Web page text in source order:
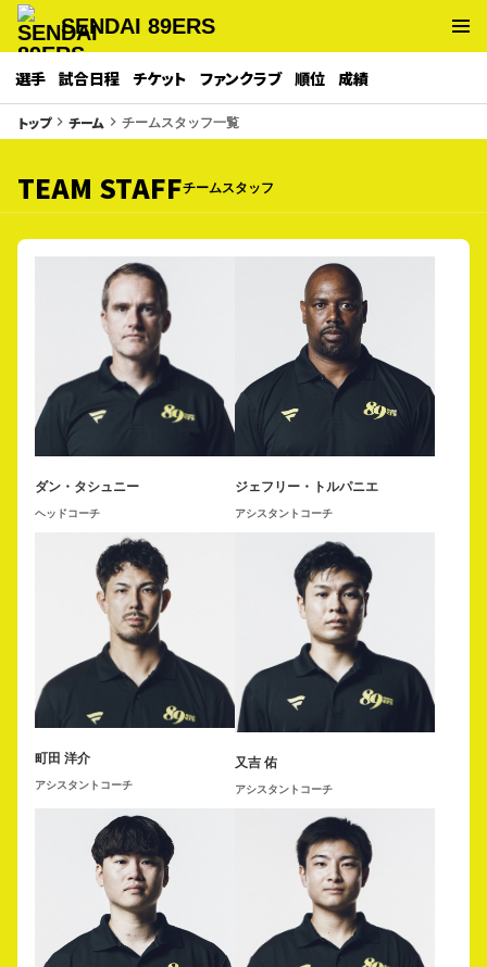
SENDAI 89ERS
選手 試合日程 チケット ファンクラブ 順位 成績
トップkeyboard_arrow_right チーム keyboard_arrow_right チームスタッフ一覧
TEAM STAFFチームスタッフ
ダン・タシュニー
ヘッドコーチ
ジェフリー・トルパニエ
アシスタントコーチ
町田 洋介
アシスタントコーチ
又吉 佑
アシスタントコーチ